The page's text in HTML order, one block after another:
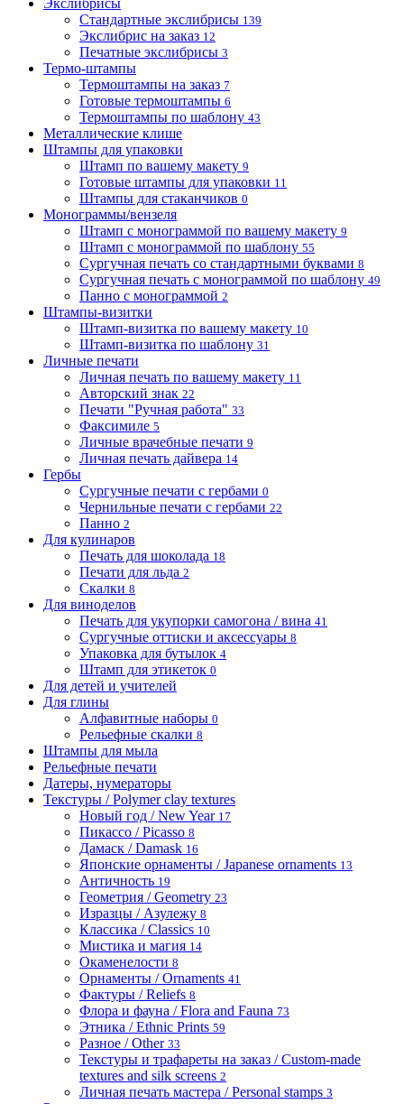
Экслибрисы
Стандартные экслибрисы 139
Экслибрис на заказ 12
Печатные экслибрисы 3
Термо-штампы
Термоштампы на заказ 7
Готовые термоштампы 6
Термоштампы по шаблону 43
Металлические клише
Штампы для упаковки
Штамп по вашему макету 9
Готовые штампы для упаковки 11
Штампы для стаканчиков 0
Монограммы/вензеля
Штамп с монограммой по вашему макету 9
Штамп с монограммой по шаблону 55
Сургучная печать со стандартными буквами 8
Сургучная печать с монограммой по шаблону 49
Панно с монограммой 2
Штампы-визитки
Штамп-визитка по вашему макету 10
Штамп-визитка по шаблону 31
Личные печати
Личная печать по вашему макету 11
Авторский знак 22
Печати "Ручная работа" 33
Факсимиле 5
Личные врачебные печати 9
Личная печать дайвера 14
Гербы
Сургучные печати с гербами 0
Чернильные печати с гербами 22
Панно 2
Для кулинаров
Печать для шоколада 18
Печати для льда 2
Скалки 8
Для виноделов
Печать для укупорки самогона / вина 41
Сургучные оттиски и аксессуары 8
Упаковка для бутылок 4
Штамп для этикеток 0
Для детей и учителей
Для глины
Алфавитные наборы 0
Рельефные скалки 8
Штампы для мыла
Рельефные печати
Датеры, нумераторы
Текстуры / Polymer clay textures
Новый год / New Year 17
Пикассо / Picasso 8
Дамаск / Damask 16
Японские орнаменты / Japanese ornaments 13
Античность 19
Геометрия / Geometry 23
Изразцы / Азулежу 8
Классика / Classics 10
Мистика и магия 14
Окаменелости 8
Орнаменты / Ornaments 41
Фактуры / Reliefs 8
Флора и фауна / Flora and Fauna 73
Этника / Ethnic Prints 59
Разное / Other 33
Текстуры и трафареты на заказ / Custom-made
textures and silk screens 2
Личная печать мастера / Personal stamps 3